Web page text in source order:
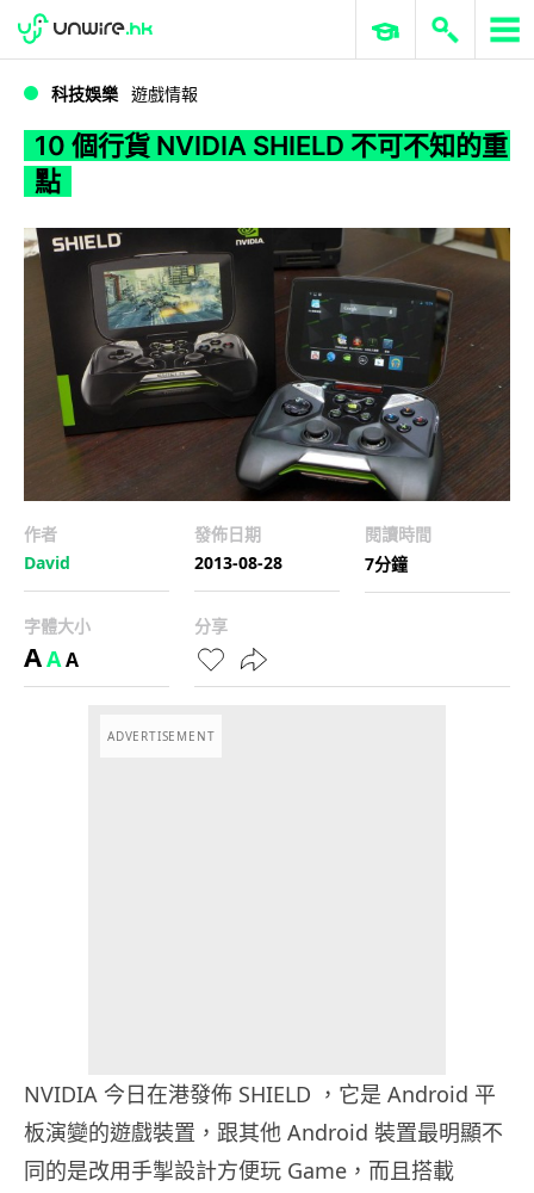
10 個行貨 NVIDIA SHIELD 不可不知的重點
WWDC 2026 ERP 與商業 AI
科技娛樂 遊戲情報
10 個行貨 NVIDIA SHIELD 不可不知的重
點
作者
David
發佈日期
2013-08-28
閱讀時間
7分鐘
字體大小
AAA
分享
ADVERTISEMENT
NVIDIA 今日在港發佈 SHIELD ，它是 Android 平
板演變的遊戲裝置，跟其他 Android 裝置最明顯不
同的是改用手掣設計方便玩 Game，而且搭載